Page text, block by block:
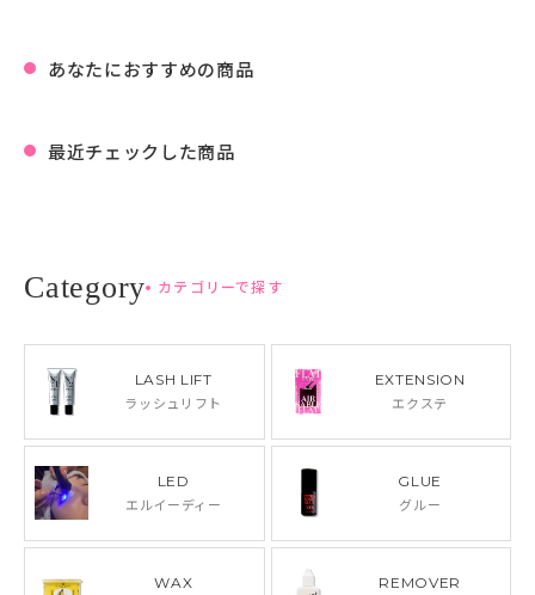
あなたにおすすめの商品
最近チェックした商品
カテゴリーで探す
LASH LIFT
ラッシュリフト
EXTENSION
エクステ
LED
エルイーディー
GLUE
グルー
WAX REMOVER